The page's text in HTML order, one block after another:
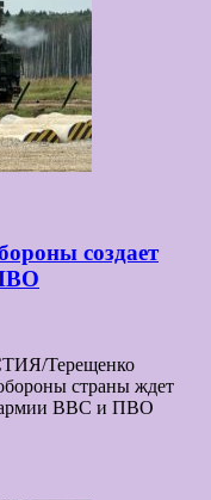
создает
Терещенко
страны ждет
армии ВВС и ПВО